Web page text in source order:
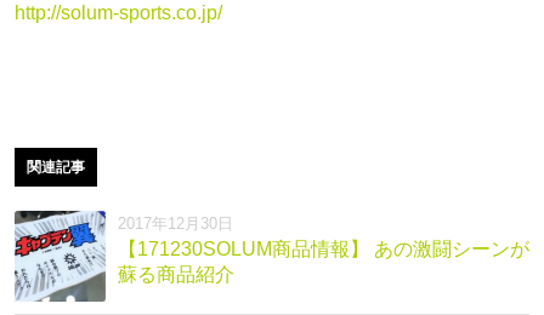
http://solum-sports.co.jp/
関連記事
2017年12月30日
【171230SOLUM商品情報】 あの激闘シーンが
蘇る商品紹介